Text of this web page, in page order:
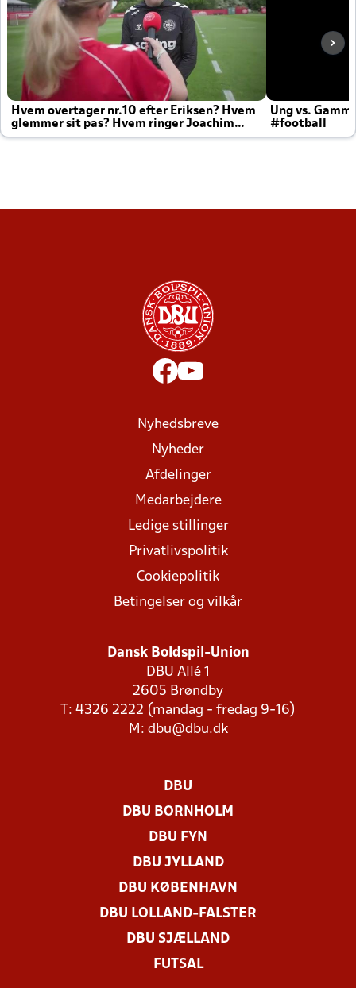
Hvem overtager nr.10 efter Eriksen? Hvem
glemmer sit pas? Hvem ringer Joachim
altid til efter kampe?
Ung vs.
#football
Nyhedsbreve
Nyheder
Afdelinger
Medarbejdere
Ledige stillinger
Privatlivspolitik
Cookiepolitik
Betingelser og vilkår
Dansk Boldspil-Union
DBU Allé 1
2605 Brøndby
T: 4326 2222 (mandag - fredag 9-16)
M: dbu@dbu.dk
DBU
DBU BORNHOLM
DBU FYN
DBU JYLLAND
DBU KØBENHAVN
DBU LOLLAND-FALSTER
DBU SJÆLLAND
FUTSAL